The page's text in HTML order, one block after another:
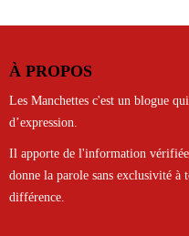
À PROPOS
Les Manchettes c'est un blogue
d’expression.
Il apporte de l'information vérifiée
donne la parole sans exclusivité
différence.